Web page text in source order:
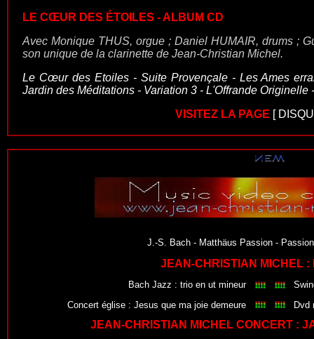
LE CŒUR DES ÉTOILES - ALBUM CD
Avec Monique THUS, orgue ; Daniel HUMAIR, drums ;
son unique de la clarinette de Jean-Christian Michel.
Le Cœur des Etoiles - Suite Provençale - Les Ames
Jardin des Méditations - Variation 3 - L'Offrande Originelle
VISITEZ LA PAGE [
J.-S. Bach - Matthäus Passion -
JEAN-CHRISTIAN MICHEL
Bach Jazz : trio en ut mineur
Concert église : Jesus que ma joie demeure Dvd
JEAN-CHRISTIAN MICHEL CONCERT :